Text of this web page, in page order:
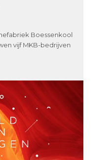
Boessenkool
vijf MKB-bedrijven